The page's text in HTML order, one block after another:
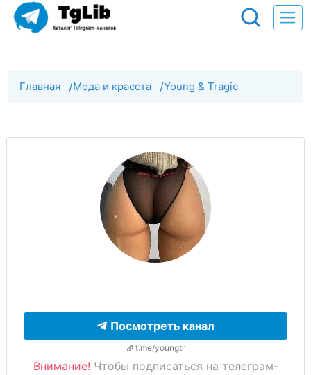
Главная /Мода и красота /Young & Tragic
Посмотреть канал
t.me/youngtr
Внимание! Чтобы подписаться на телеграм-